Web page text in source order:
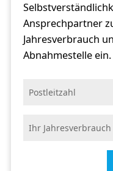
Ansprechpartner
Jahresverbrauch
Abnahmestelle ein.